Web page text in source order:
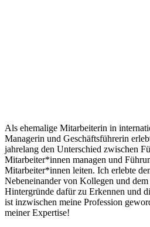
Als ehemalige Mitarbeiterin in
Managerin und Geschäftsführerin
jahrelang den Unterschied zwischen
Mitarbeiter*innen managen und
Mitarbeiter*innen leiten. Ich erlebte
Nebeneinander von Kollegen und
Hintergründe dafür zu Erkennen und
ist inzwischen meine Profession
meiner Expertise!